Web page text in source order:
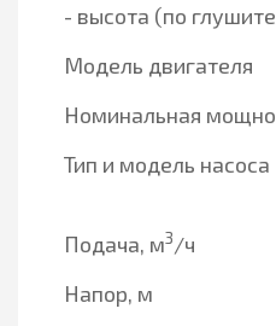
- высота (по
Модель двигателя
Номинальная
Тип и модель насоса
Подача, м3/ч
Напор, м